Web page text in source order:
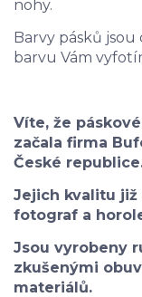
nohy.
Barvy pásků
barvu Vám
Víte, že
začala firma
České
Jejich kvalitu již
fotograf a
Jsou vyrobeny
zkušenými
materiálů.